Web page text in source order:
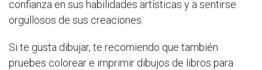
confianza en sus habilidades artísticas y a sentirse
orgullosos de sus creaciones.
Si te gusta dibujar, te recomiendo que también
pruebes colorear e imprimir dibujos de libros para